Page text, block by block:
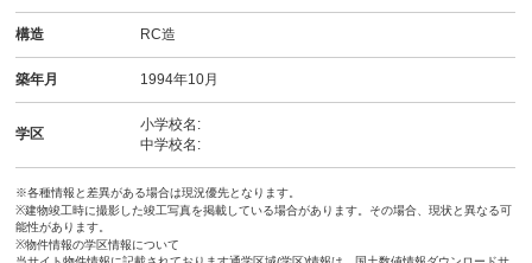
構造 RC造
築年月 1994年10月
学区
小学校名:
中学校名:
※各種情報と差異がある場合は現況優先となります。
※建物竣工時に撮影した竣工写真を掲載している場合があります。その場合、現状と異なる可
能性があります。
※物件情報の学区情報について